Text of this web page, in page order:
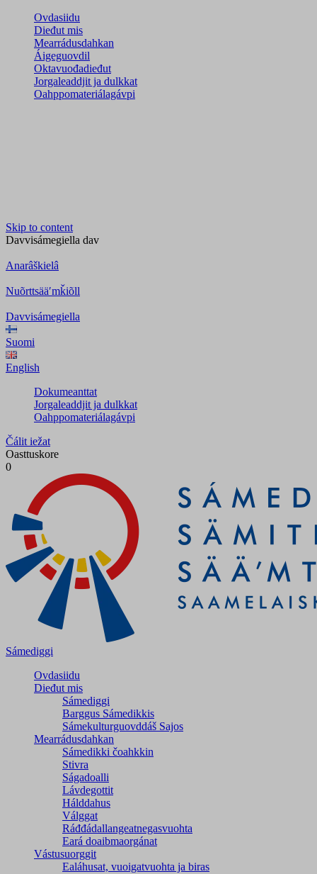
Ovdasiidu
Dieđut mis
Mearrádusdahkan
Áigeguovdil
Oktavuođadieđut
Jorgaleaddjit ja dulkkat
Oahppomateriálagávpi
Skip to content
Davvisámegiella dav
Anarâškielâ
Nuõrttsääʹmǩiõll
Davvisámegiella
Suomi
English
Dokumeanttat
Jorgaleaddjit ja dulkkat
Oahppomateriálagávpi
Čálit iežat
Oasttuskore
0
Sámediggi
Ovdasiidu
Dieđut mis
Sámediggi
Barggus Sámedikkis
Sámekulturguovddáš Sajos
Mearrádusdahkan
Sámedikki čoahkkin
Stivra
Ságadoalli
Lávdegottit
Hálddahus
Válggat
Ráđđádallangeatnegas­vuohta
Eará doaibmaorgánat
Vástusuorggit
Ealáhusat, vuoigatvuohta ja biras